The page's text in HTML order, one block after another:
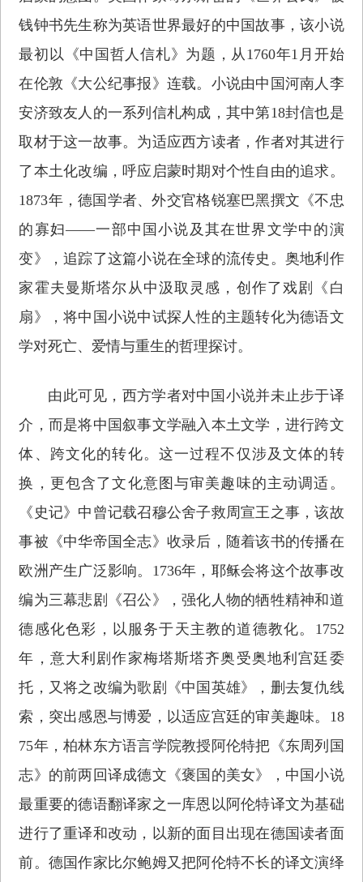
钱钟书先生称为英语世界最好的中国故事，该小说
最初以《中国哲人信札》为题，从1760年1月开始
在伦敦《大公纪事报》连载。小说由中国河南人李
安济致友人的一系列信札构成，其中第18封信也是
取材于这一故事。为适应西方读者，作者对其进行
了本土化改编，呼应启蒙时期对个性自由的追求。
1873年，德国学者、外交官格锐塞巴黑撰文《不忠
的寡妇——一部中国小说及其在世界文学中的演
变》，追踪了这篇小说在全球的流传史。奥地利作
家霍夫曼斯塔尔从中汲取灵感，创作了戏剧《白
扇》，将中国小说中试探人性的主题转化为德语文
学对死亡、爱情与重生的哲理探讨。
由此可见，西方学者对中国小说并未止步于译
介，而是将中国叙事文学融入本土文学，进行跨文
体、跨文化的转化。这一过程不仅涉及文体的转
换，更包含了文化意图与审美趣味的主动调适。
《史记》中曾记载召穆公舍子救周宣王之事，该故
事被《中华帝国全志》收录后，随着该书的传播在
欧洲产生广泛影响。1736年，耶稣会将这个故事改
编为三幕悲剧《召公》，强化人物的牺牲精神和道
德感化色彩，以服务于天主教的道德教化。1752
年，意大利剧作家梅塔斯塔齐奥受奥地利宫廷委
托，又将之改编为歌剧《中国英雄》，删去复仇线
索，突出感恩与博爱，以适应宫廷的审美趣味。18
75年，柏林东方语言学院教授阿伦特把《东周列国
志》的前两回译成德文《褒国的美女》，中国小说
最重要的德语翻译家之一库恩以阿伦特译文为基础
进行了重译和改动，以新的面目出现在德国读者面
前。德国作家比尔鲍姆又把阿伦特不长的译文演绎